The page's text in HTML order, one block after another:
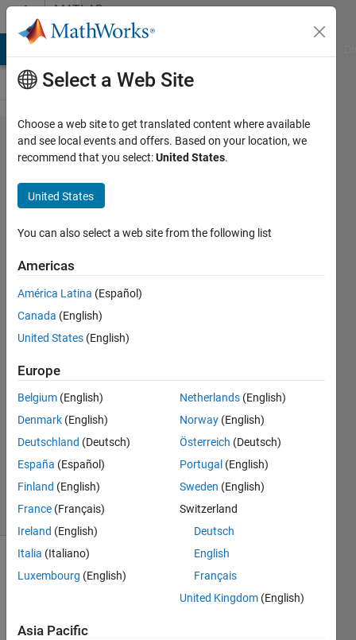
Skip to contentMATLAB
Answers
HSV変
換した
画像か​
ら特定
の色の
ピクセ
ル​数を
数えた
い
大輝 隅
岡
23 Jul
2022
1 Answer
Updated
25 Jul 2022
3 Views
(30 days)
Select a Web Site
Choose a web site to get translated content where available
and see local events and offers. Based on your location, we
recommend that you select:United States.
United States
You can also select a web site from the following list
Americas
América Latina (Español)
Canada (English)
United States (English)
Europe
Belgium (English)
Denmark (English)
Deutschland (Deutsch)
España (Español)
Finland (English)
France (Français)
Ireland (English)
Italia (Italiano)
Luxembourg (English)
Netherlands (English)
Norway (English)
Österreich (Deutsch)
Portugal (English)
Sweden (English)
Switzerland
Deutsch
English
Français
United Kingdom (English)
Asia Pacific